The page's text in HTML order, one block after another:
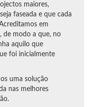
maiores,
faseada e que cada
em
de modo a que, no
aquilo que
foi inicialmente
uma solução
nas melhores